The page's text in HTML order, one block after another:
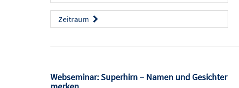
Zeitraum
Webseminar: Superhirn – Namen und Gesichter